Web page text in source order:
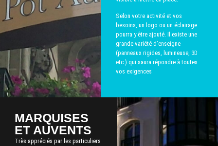
Selon votre activité et vos
besoins, un logo ou un éclairage
pourra y être ajouté. Il existe une
grande variété d’enseigne
(panneaux rigides, lumineuse, 3D
etc.) qui saura répondre à toutes
vos exigences
MARQUISES
ET AUVENTS
Très appréciés par les particuliers